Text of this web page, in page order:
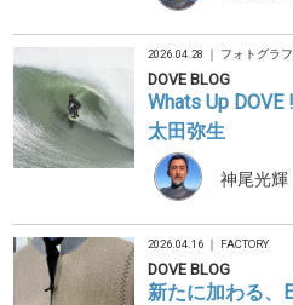
2026.04.28 ｜ フォトグラ
DOVE BLOG
Whats Up DOVE
太田弥生
神尾光輝
2026.04.16 ｜ FACTORY
DOVE BLOG
新たに加わる、